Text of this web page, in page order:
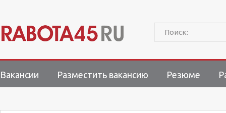
Поиск:
Вакансии Разместить вакансию Резюме